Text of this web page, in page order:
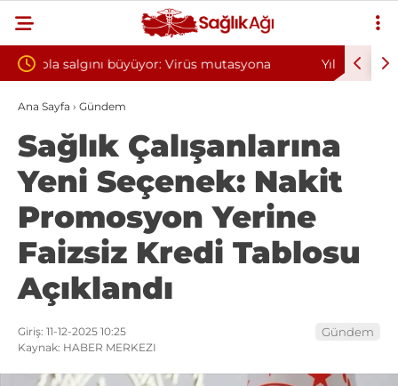
Yılın ilk 6 ayında 10 bini aşkın hasta hiperbarik
oksijen tedavisinden yararlandı
Ana Sayfa › Gündem
Sağlık Çalışanlarına
Yeni Seçenek: Nakit
Promosyon Yerine
Faizsiz Kredi Tablosu
Açıklandı
Giriş: 11-12-2025 10:25
Kaynak: HABER MERKEZI
Gündem